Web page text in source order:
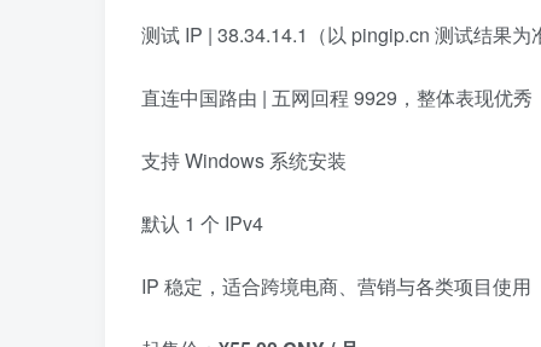
测试 IP | 38.34.14.1（以 pingip.cn 测试结果为
直连中国路由 | 五网回程 9929，整体表现优秀
支持 Windows 系统安装
默认 1 个 IPv4
IP 稳定，适合跨境电商、营销与各类项目使用